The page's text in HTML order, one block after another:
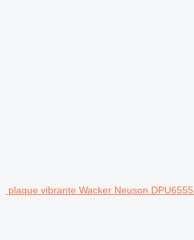
plaque vibrante Wacker Neuson